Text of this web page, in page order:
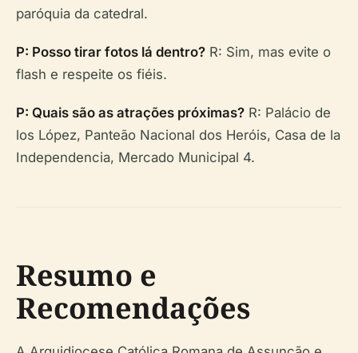
paróquia da catedral.
P: Posso tirar fotos lá dentro? R: Sim, mas evite o
flash e respeite os fiéis.
P: Quais são as atrações próximas? R: Palácio de
los López, Panteão Nacional dos Heróis, Casa de la
Independencia, Mercado Municipal 4.
Resumo e
Recomendações